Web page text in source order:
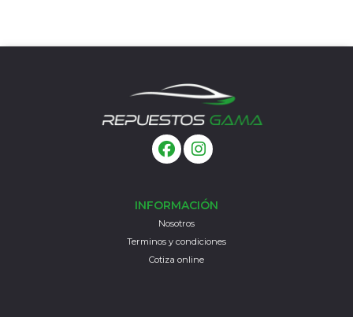
INFORMACIÓN
Nosotros
Terminos y condiciones
Cotiza online